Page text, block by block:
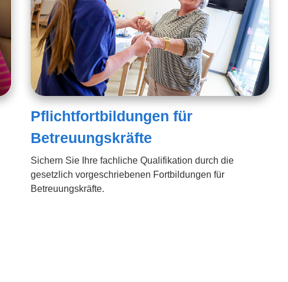
Pflichtfortbildungen für
Betreuungskräfte
Sichern Sie Ihre fachliche Qualifikation durch die
gesetzlich vorgeschriebenen Fortbildungen für
Betreuungskräfte.